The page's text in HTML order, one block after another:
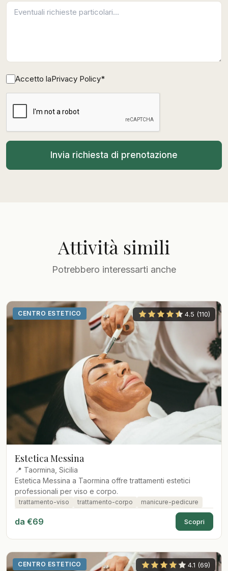
Accetto laPrivacy Policy*
Invia richiesta di prenotazione
Attività simili
Potrebbero interessarti anche
CENTRO ESTETICO 4.5 (110)
Estetica Messina
📍 Taormina, Sicilia
Estetica Messina a Taormina offre trattamenti estetici
professionali per viso e corpo.
trattamento-viso trattamento-corpo manicure-pedicure
da €69 Scopri
CENTRO ESTETICO 4.1 (69)